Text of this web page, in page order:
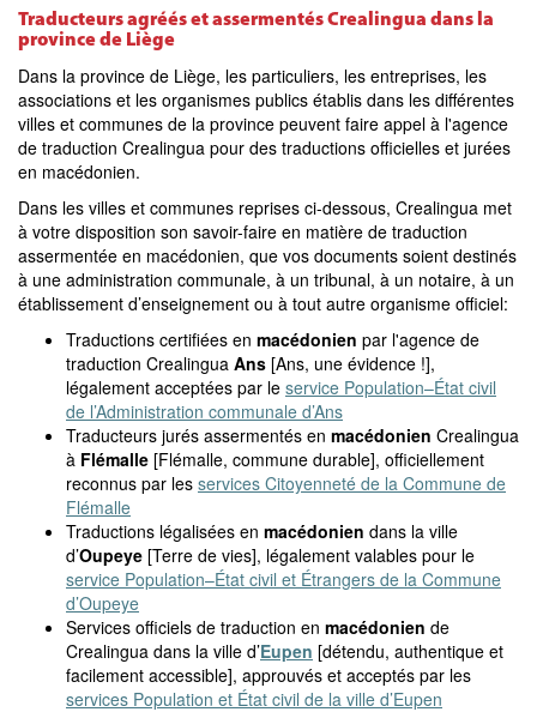
Traducteurs agréés et assermentés Crealingua dans la
province de Liège
Dans la province de Liège, les particuliers, les entreprises, les
associations et les organismes publics établis dans les différentes
villes et communes de la province peuvent faire appel à l'agence
de traduction Crealingua pour des traductions officielles et jurées
en macédonien.
Dans les villes et communes reprises ci-dessous, Crealingua met
à votre disposition son savoir-faire en matière de traduction
assermentée en macédonien, que vos documents soient destinés
à une administration communale, à un tribunal, à un notaire, à un
établissement d’enseignement ou à tout autre organisme officiel:
Traductions certifiées en macédonien par l'agence de
traduction Crealingua Ans [Ans, une évidence !],
légalement acceptées par le service Population–État civil
de l’Administration communale d’Ans
Traducteurs jurés assermentés en macédonien Crealingua
à Flémalle [Flémalle, commune durable], officiellement
reconnus par les services Citoyenneté de la Commune de
Flémalle
Traductions légalisées en macédonien dans la ville
d’Oupeye [Terre de vies], légalement valables pour le
service Population–État civil et Étrangers de la Commune
d’Oupeye
Services officiels de traduction en macédonien de
Crealingua dans la ville d’Eupen [détendu, authentique et
facilement accessible], approuvés et acceptés par les
services Population et État civil de la ville d’Eupen